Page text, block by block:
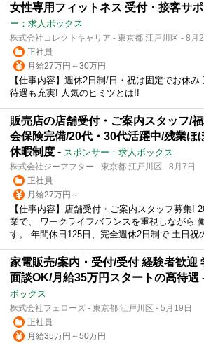
女性専用フィットネス 受付・接客サポ
ー：求人ボックス
株式会社コレクトキャリア - 東京都 江戸川区 - 8月
正社員
月給27万円～30万円
【仕事内容】週休2日制/日・祝は固定でお休
待遇も充実! 人気のヒミツとは!!
販売店の店舗受付・ご案内スタッフ/
会保険完備/20代・30代活躍中/残業ほ
休暇制度 - スポンサー：求人ボックス
株式会社ジーアフター - 東京都 江戸川区 - 8月7日
正社員
月給27万円～
【仕事内容】店舗受付・ご案内スタッフ募集!
業で、 ワークライフバランスを重視しながら
す。 年間休日125日、完全週休2日制で 土日祝
家電販売/案内・受付/受付 経験者歓迎
面談OK/月給35万円スタートの高待遇
ボックス
株式会社フェローズ - 東京都 江戸川区 - 5月19日
正社員
月給35万円～50万円